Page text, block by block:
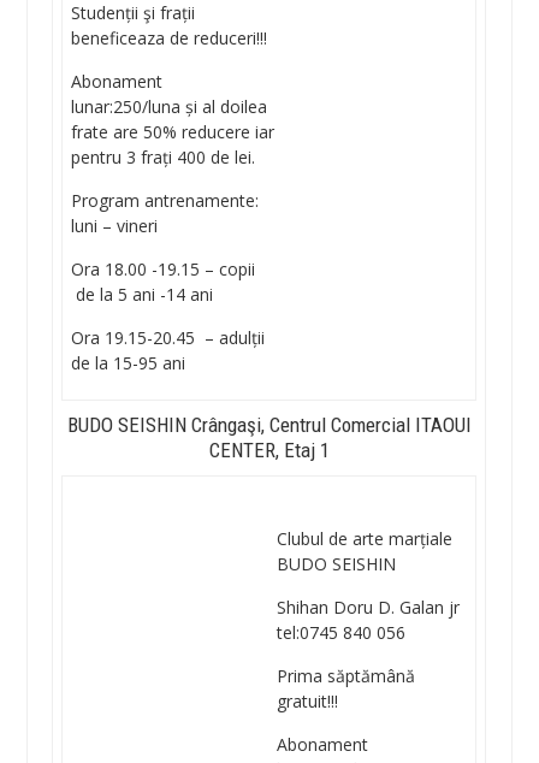
Studenții şi frații
beneficeaza de reduceri!!!
Abonament
lunar:250/luna și al doilea
frate are 50% reducere iar
pentru 3 frați 400 de lei.
Program antrenamente:
luni – vineri
Ora 18.00 -19.15 – copii
de la 5 ani -14 ani
Ora 19.15-20.45 – adulții
de la 15-95 ani
BUDO SEISHIN Crângaşi, Centrul Comercial ITAOUI
CENTER, Etaj 1
Clubul de arte marțiale
BUDO SEISHIN
Shihan Doru D. Galan jr
tel:0745 840 056
Prima săptămână
gratuit!!!
Abonament